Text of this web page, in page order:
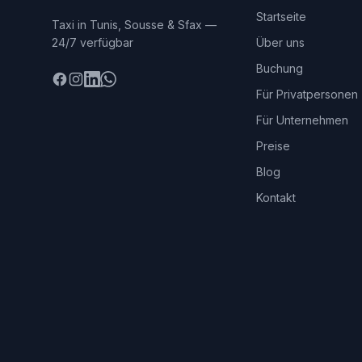
Taxi in Tunis, Sousse & Sfax —
24/7 verfügbar
Facebook
Instagram
LinkedIn
WhatsApp
Startseite
Über uns
Buchung
Für Privatpersonen
Für Unternehmen
Preise
Blog
Kontakt